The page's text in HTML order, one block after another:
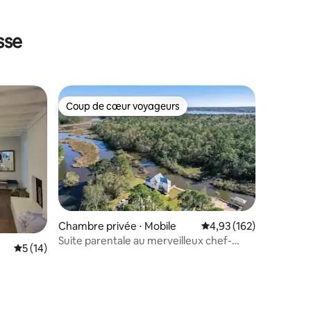
Évaluation moyenne sur la base de 14 commentaires : 5 sur 5
5 (14)
Coup de cœur voyageurs
Coup de cœur voyageurs
Chambre privée ⋅ Mobile Évaluation moyenne
4,93 (162)
Suite parentale au merveilleux chef-